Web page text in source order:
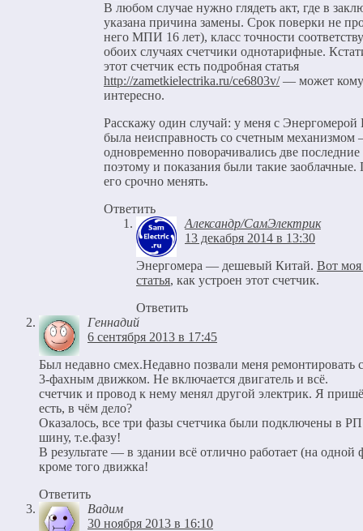
В любом случае нужно глядеть акт, где в
указана причина замены. Срок поверки не
него МПИ 16 лет), класс точности
обоих случаях счетчики однотарифные.
этот счетчик есть подробная статья
http://zametkielectrika.ru/ce6803v/— может кому
интересно.
Расскажу один случай: у меня с
была неисправность со счетным
одновременно поворачивались две
поэтому и показания были такие
его срочно менять.
Ответить
Александр/СамЭлектрик
13 декабря 2014 в 13:30
Энергомера — дешевый Китай. Вот моя
статья, как устроен этот счетчик.
Ответить
Геннадий
6 сентября 2013 в 17:45
Был недавно смех.Недавно позвали меня ремонтировать
3-фахным движком. Не включается двигатель и всё.
счетчик и провод к нему менял другой электрик. Я
есть, в чём дело?
Оказалось, все три фазы счетчика были подключены в
шину, т.е.фазу!
В результате — в здании всё отлично работает (на одной
кроме того движка!
Ответить
Вадим
30 ноября 2013 в 16:10